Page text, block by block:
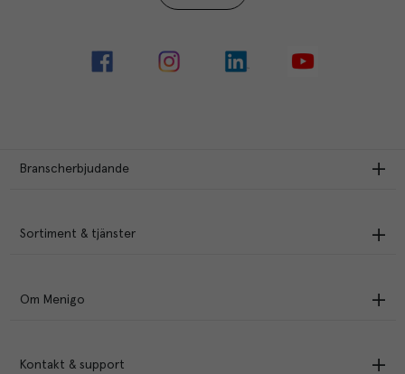
Branscherbjudande
Sortiment & tjänster
Om Menigo
Kontakt & support